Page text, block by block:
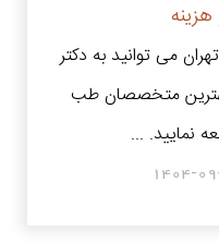
می توانید به دکتر
بهترین متخصصان طب
نمایید. ...
1404-